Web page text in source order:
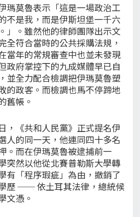
瑪莫魯表示「這是一場政治工
不是我，而是伊斯坦堡一千六
」。雖然他的律師團隊出示文
全符合當時的公共採購法規，
當年的常規審查中也並未發現
政府掌控下的九成媒體早已自
並全力配合檢調把伊瑪莫魯塑
的政客。而檢調也馬不停蹄地
舊帳。
，《共和人民黨》正式提名伊
人的同一天，他連同四十多名
。而在伊瑪莫魯被逮捕前一
突然以他從北賽普勒斯大學轉
有「程序瑕疵」為由，撤銷了
歷 ── 依土耳其法律，總統候
文憑。